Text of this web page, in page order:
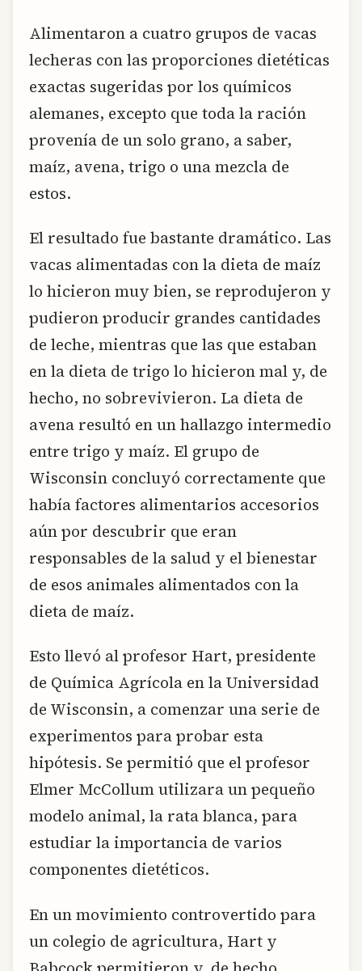
Alimentaron a cuatro grupos de vacas
lecheras con las proporciones dietéticas
exactas sugeridas por los químicos
alemanes, excepto que toda la ración
provenía de un solo grano, a saber,
maíz, avena, trigo o una mezcla de
estos.
El resultado fue bastante dramático. Las
vacas alimentadas con la dieta de maíz
lo hicieron muy bien, se reprodujeron y
pudieron producir grandes cantidades
de leche, mientras que las que estaban
en la dieta de trigo lo hicieron mal y, de
hecho, no sobrevivieron. La dieta de
avena resultó en un hallazgo intermedio
entre trigo y maíz. El grupo de
Wisconsin concluyó correctamente que
había factores alimentarios accesorios
aún por descubrir que eran
responsables de la salud y el bienestar
de esos animales alimentados con la
dieta de maíz.
Esto llevó al profesor Hart, presidente
de Química Agrícola en la Universidad
de Wisconsin, a comenzar una serie de
experimentos para probar esta
hipótesis. Se permitió que el profesor
Elmer McCollum utilizara un pequeño
modelo animal, la rata blanca, para
estudiar la importancia de varios
componentes dietéticos.
En un movimiento controvertido para
un colegio de agricultura, Hart y